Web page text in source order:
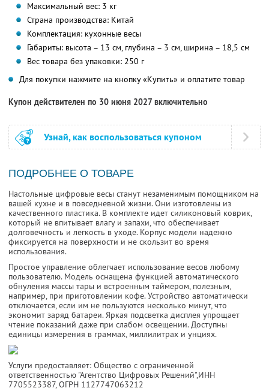
Максимальный вес: 3 кг
Страна производства: Китай
Комплектация: кухонные весы
Габариты: высота – 13 см, глубина – 3 см, ширина – 18,5 см
Вес товара без упаковки: 250 г
Для покупки нажмите на кнопку «Купить» и оплатите товар
Купон действителен по 30 июня 2027 включительно
Узнай, как воспользоваться купоном
ПОДРОБНЕЕ О ТОВАРЕ
Настольные цифровые весы станут незаменимым помощником на
вашей кухне и в повседневной жизни. Они изготовлены из
качественного пластика. В комплекте идет силиконовый коврик,
который не впитывает влагу и запахи, что обеспечивает
долговечность и легкость в уходе. Корпус модели надежно
фиксируется на поверхности и не скользит во время
использования.
Простое управление облегчает использование весов любому
пользователю. Модель оснащена функцией автоматического
обнуления массы тары и встроенным таймером, полезным,
например, при приготовлении кофе. Устройство автоматически
отключается, если им не пользуются несколько минут, что
экономит заряд батареи. Яркая подсветка дисплея упрощает
чтение показаний даже при слабом освещении. Доступны
единицы измерения в граммах, миллилитрах и унциях.
Услуги предоставляет: Общество с ограниченной
ответственностью "Агентство Цифровых Решений",ИНН
7705523387, ОГРН 1127747063212